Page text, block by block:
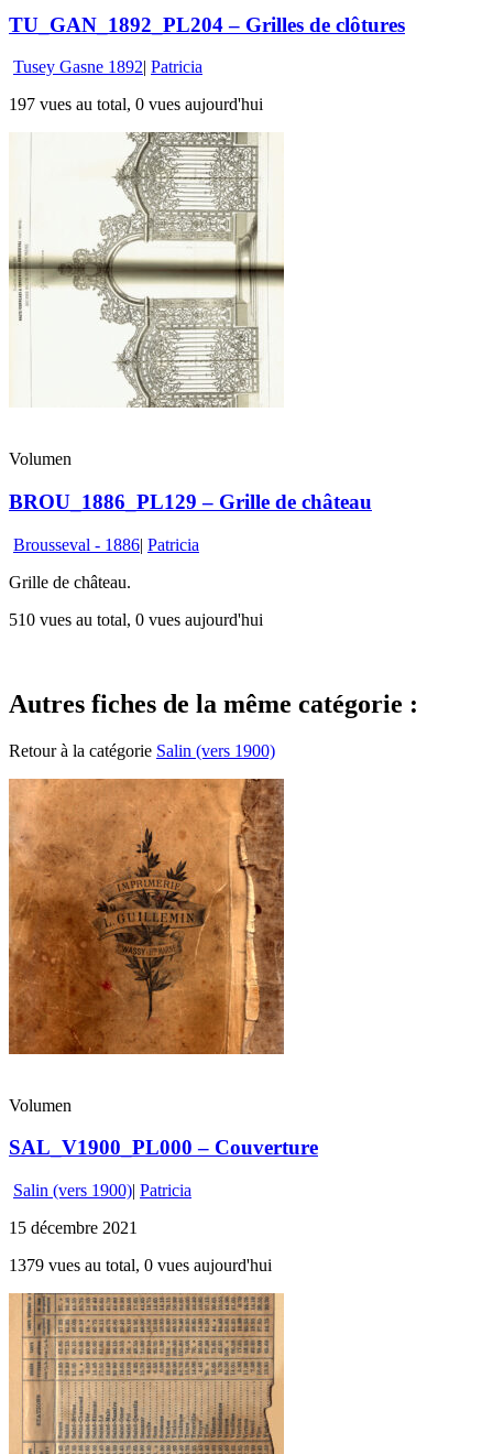
TU_GAN_1892_PL204 – Grilles de clôtures
Tusey Gasne 1892 Patricia
197 vues au total, 0 vues aujourd'hui
Volumen
BROU_1886_PL129 – Grille de château
Brousseval - 1886| Patricia
Grille de château.
510 vues au total, 0 vues aujourd'hui
Autres fiches de la même catégorie :
Retour à la catégorie Salin (vers 1900)
Volumen
SAL_V1900_PL000 – Couverture
Salin (vers 1900)| Patricia
15 décembre 2021
1379 vues au total, 0 vues aujourd'hui